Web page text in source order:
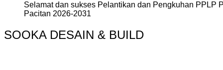
Selamat dan sukses Pelantikan dan Pengkuhan PPLP
Pacitan 2026-2031
SOOKA DESAIN & BUILD